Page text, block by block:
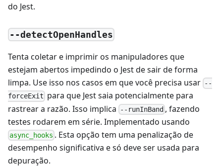
do Jest.
--detectOpenHandles
Tenta coletar e imprimir os manipuladores que
estejam abertos impedindo o Jest de sair de forma
limpa. Use isso nos casos em que você precisa usar --
forceExit para que Jest saia potencialmente para
rastrear a razão. Isso implica
--runInBand , fazendo
testes rodarem em série. Implementado usando
async_hooks . Esta opção tem uma penalização de
desempenho significativa e só deve ser usada para
depuração.